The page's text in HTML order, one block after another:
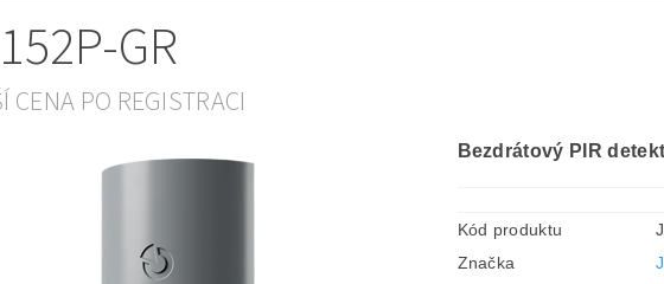
GR
CENA PO REGISTRACI
Bezdrátový PIR
Kód produktu
Značka